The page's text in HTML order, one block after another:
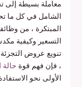
معاملة بسيطة إلى
الشامل في كل ما
المبتكرة ، من
التسعير وكيفية
تنويع عروض
، فإن فهم قوة حالة
الأولى نحو